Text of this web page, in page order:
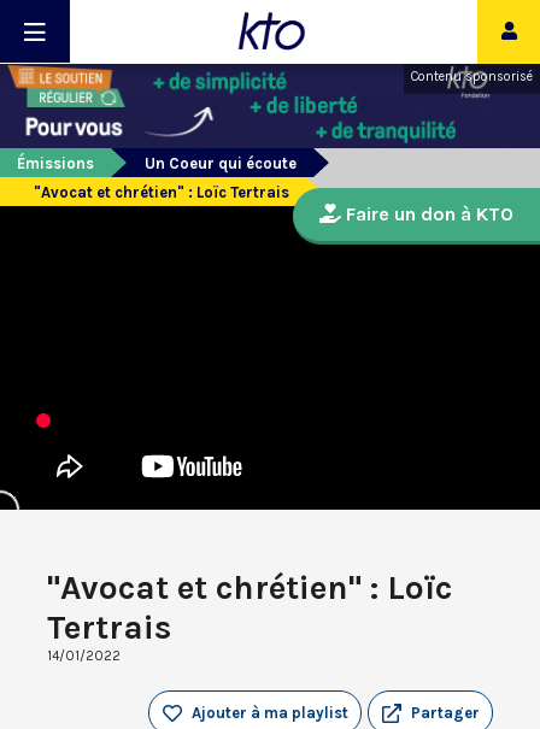
Contenu sponsorisé
Émissions
Un Coeur qui écoute
"Avocat et chrétien" : Loïc Tertrais
"Avocat et chrétien" : Loïc
Tertrais
14/01/2022
Partager
Ajouter à ma playlist
Faire un don à KTO